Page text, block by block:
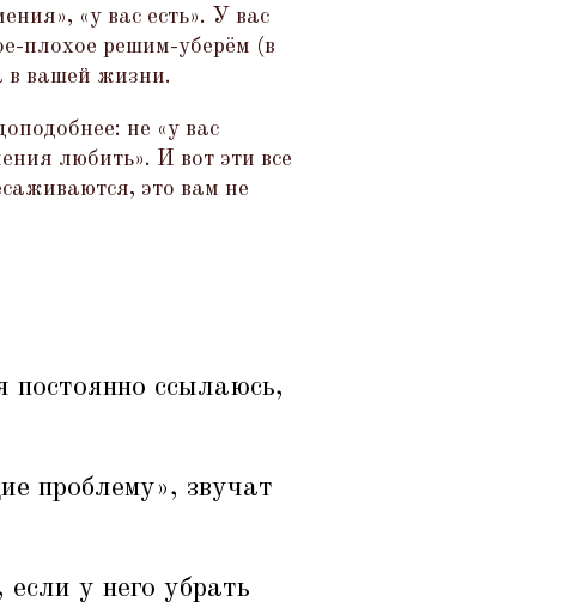
«у вас есть». У вас
плохое решим-уберём (в
в вашей жизни.
не «у вас
любить». И вот эти все
это вам не
постоянно ссылаюсь,
проблему», звучат
у него убрать